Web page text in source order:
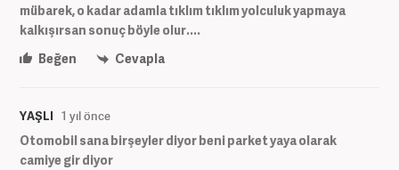
mübarek, o kadar adamla tıklım tıklım yolculuk yapmaya
kalkışırsan sonuç böyle olur....
Beğen
Cevapla
YAŞLI 1 yıl önce
Otomobil sana birşeyler diyor beni parket yaya olarak
camiye gir diyor